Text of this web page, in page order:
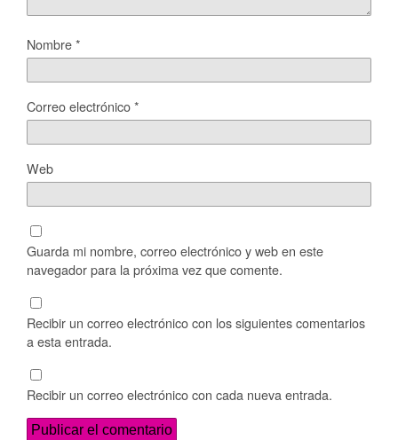
Nombre*
Correo electrónico*
Web
Guarda mi nombre, correo electrónico y web en este
navegador para la próxima vez que comente.
Recibir un correo electrónico con los siguientes comentarios
a esta entrada.
Recibir un correo electrónico con cada nueva entrada.